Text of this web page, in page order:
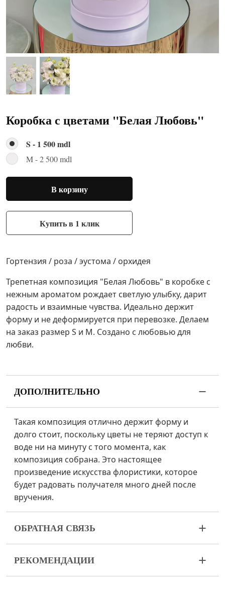
Коробка с цветами "Белая Любовь"
S - 1 500 mdl
M - 2 500 mdl
В корзину
Купить в 1 клик
Гортензия / роза / эустома / орхидея
Трепетная композиция "Белая Любовь" в коробке с
нежным ароматом рождает светлую улыбку, дарит
радость и взаимные чувства. Идеально держит
форму и не деформируется при перевозке. Делаем
на заказ размер S и M. Создано с любовью для
любви.
ДОПОЛНИТЕЛЬНО
Такая композиция отлично держит форму и
долго стоит, поскольку цветы не теряют доступ к
воде ни на минуту с того момента, как
композиция собрана. Это настоящее
произведение искусства флористики, которое
будет радовать получателя много дней после
вручения.
ОБРАТНАЯ СВЯЗЬ
ваш букет пришел в ненадлежащем виде,
пожалуйста, свяжитесь с нами для решения
РЕКОМЕНДАЦИИ